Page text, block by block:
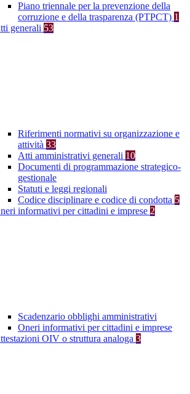
Piano triennale per la prevenzione della
corruzione e della trasparenza (PTPCT) 1
generali 53
Riferimenti normativi su organizzazione e
attività 33
Atti amministrativi generali 10
Documenti di programmazione strategico-
gestionale
Statuti e leggi regionali
Codice disciplinare e codice di condotta 5
informativi per cittadini e imprese 2
Scadenzario obblighi amministrativi
Oneri informativi per cittadini e imprese
OIV o struttura analoga 3